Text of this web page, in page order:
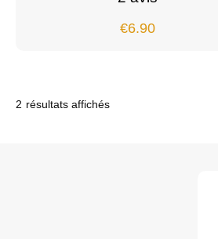
€6.90
2 résultats affichés